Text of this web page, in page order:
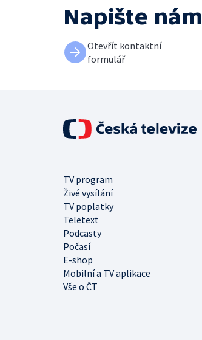
Napište nám
Otevřít kontaktní
formulář
TV program
Živé vysílání
TV poplatky
Teletext
Podcasty
Počasí
E-shop
Mobilní a TV aplikace
Vše o ČT